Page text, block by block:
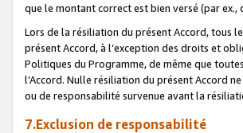
que le montant correct est bien versé (par ex.,
Lors de la résiliation du présent Accord, tous
présent Accord, à l’exception des droits et
Politiques du Programme, de même que
l’Accord. Nulle résiliation du présent Accord
ou de responsabilité survenue avant la
7.Exclusion de responsabilité